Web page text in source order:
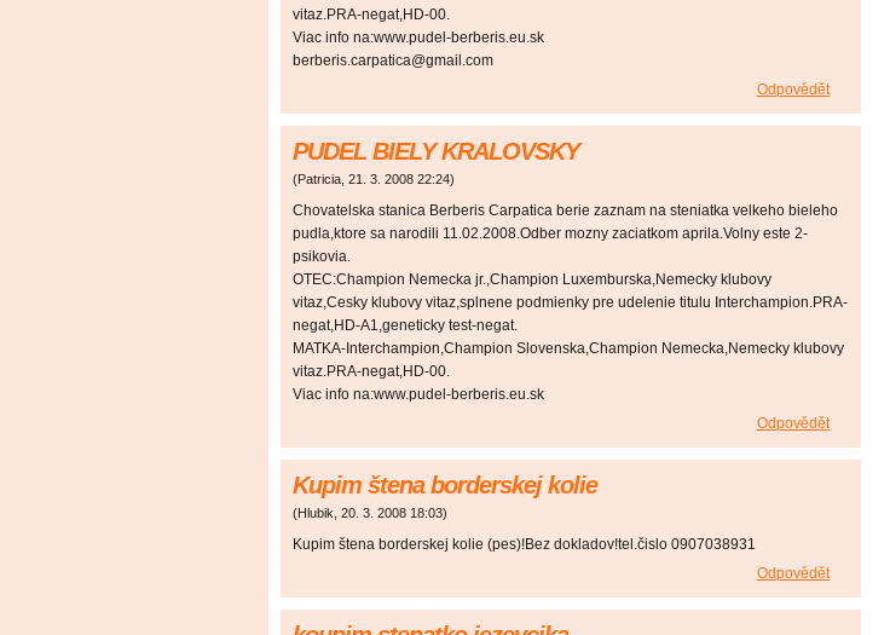
vitaz.PRA-negat,HD-00.
Viac info na:www.pudel-berberis.eu.sk
berberis.carpatica@gmail.com
Odpovědět
PUDEL BIELY KRALOVSKY
(Patricia 21. 3. 2008 22:24)
Chovatelska stanica Berberis Carpatica berie zaznam na steniatka velkeho bieleho
pudla,ktore sa narodili 11.02.2008.Odber mozny zaciatkom aprila.Volny este 2-
psikovia.
OTEC:Champion Nemecka jr.,Champion Luxemburska,Nemecky klubovy
vitaz,Cesky klubovy vitaz,splnene podmienky pre udelenie titulu Interchampion.PRA-
negat,HD-A1,geneticky test-negat.
MATKA-Interchampion,Champion Slovenska,Champion Nemecka,Nemecky klubovy
vitaz.PRA-negat,HD-00.
Viac info na:www.pudel-berberis.eu.sk
Odpovědět
Kupim štena borderskej kolie
(Hlubik 20. 3. 2008 18:03)
Kupim štena borderskej kolie (pes)!Bez dokladov!tel.čislo 0907038931
Odpovědět